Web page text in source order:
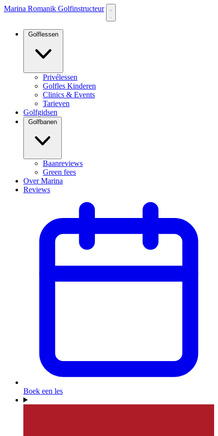
Marina Romanik Golfinstructeur
Privélessen
Golfles Kinderen
Clinics & Events
Tarieven
Golfgidsen
Baanreviews
Green fees
Over Marina
Reviews
Boek een les